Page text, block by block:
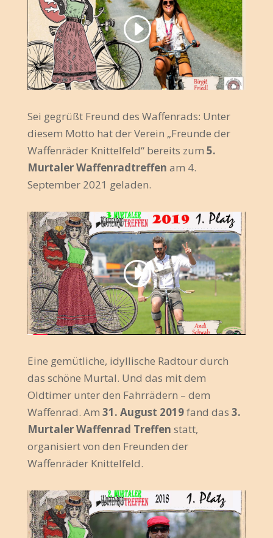
Sei gegrüßt Freund des Waffenrads: Unter
diesem Motto hat der Verein „Freunde der
Waffenräder Knittelfeld“ bereits zum 5.
Murtaler Waffenradtreffen am 4.
September 2021 geladen.
Eine gemütliche, idyllische Radtour durch
das schöne Murtal. Und das mit dem
Oldtimer unter den Fahrrädern – dem
Waffenrad. Am 31. August 2019fand das 3.
Murtaler Waffenrad Treffen statt,
organisiert von den Freunden der
Waffenräder Knittelfeld.